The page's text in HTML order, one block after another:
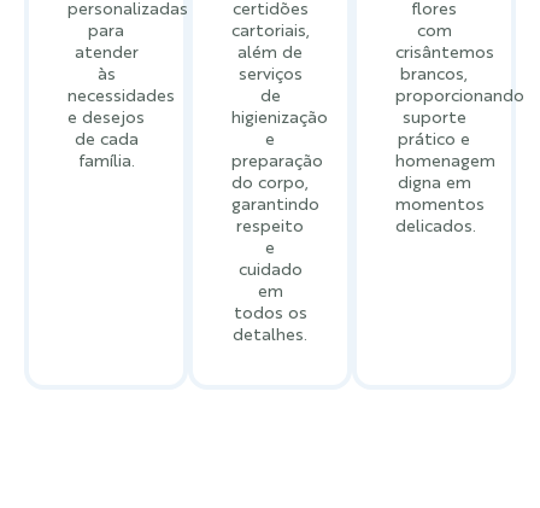
personalizadas
para
atender
às
necessidades
e desejos
de cada
família.
certidões
cartoriais,
além de
serviços
de
higienização
e
preparação
do corpo,
garantindo
respeito
e
cuidado
em
todos os
detalhes.
flores
com
crisântemos
brancos,
proporcionando
suporte
prático e
homenagem
digna em
momentos
delicados.